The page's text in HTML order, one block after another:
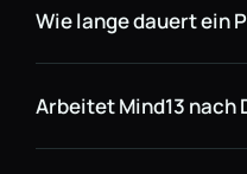
Wie lange dauert ein
Arbeitet Mind13 nach